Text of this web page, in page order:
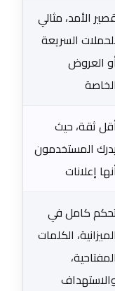
الأمد، مثالي
السريعة
العروض
الخاصة
ثقة، حيث
يدرك المستخدمون
إعلانات
كامل في
الميزانية، الكلمات
المفتاحية،